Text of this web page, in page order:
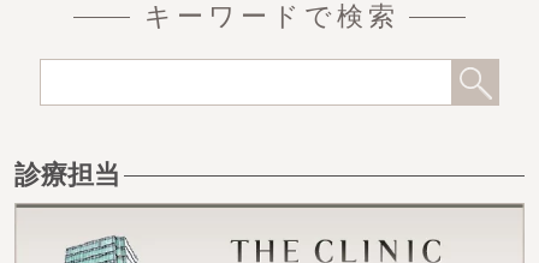
キーワードで検索
診療担当